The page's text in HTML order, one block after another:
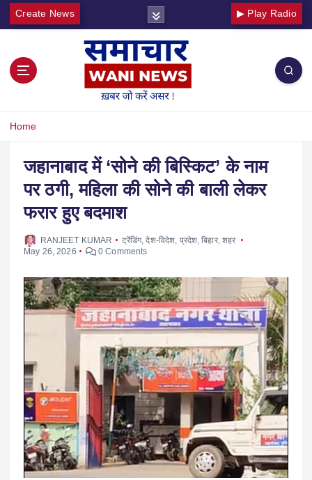
Create News ▶ Play Radio
Home
जहानाबाद में ‘सोने की बिस्किट’ के नाम
पर ठगी, महिला की सोने की बाली लेकर
फरार हुए बदमाश
RANJEET KUMAR ट्रेंडिंग,देश-विदेश प्रदेश ,बिहार,शहर
May 26, 2026
0 Comments